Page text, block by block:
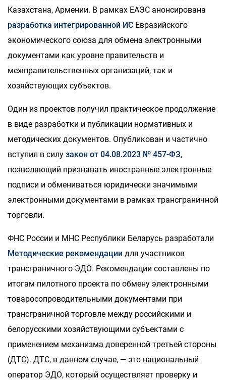
Казахстана, Армении. В рамках ЕАЭС анонсирована
разработка интегрированной ИС Евразийского
экономического союза для обмена электронными
документами как уровне правительств и
межправительственных организаций, так и
хозяйствующих субъектов.
Один из проектов получил практическое продолжение
в виде разработки и публикации нормативных и
методических документов. Опубликован и частично
вступил в силу закон от 04.08.2023 № 457-ФЗ,
позволяющий признавать иностранные электронные
подписи и обмениваться юридически значимыми
электронными документами в рамках трансграничной
торговли.
ФНС России и МНС Республики Беларусь разработали
Методические рекомендации для участников
трансграничного ЭДО. Рекомендации составлены по
итогам пилотного проекта по обмену электронными
товаросопроводительными документами при
трансграничной торговле между российскими и
белорусскими хозяйствующими субъектами с
применением механизма доверенной третьей стороны
(ДТС). ДТС, в данном случае, — это национальный
оператор ЭДО, который осуществляет проверку и